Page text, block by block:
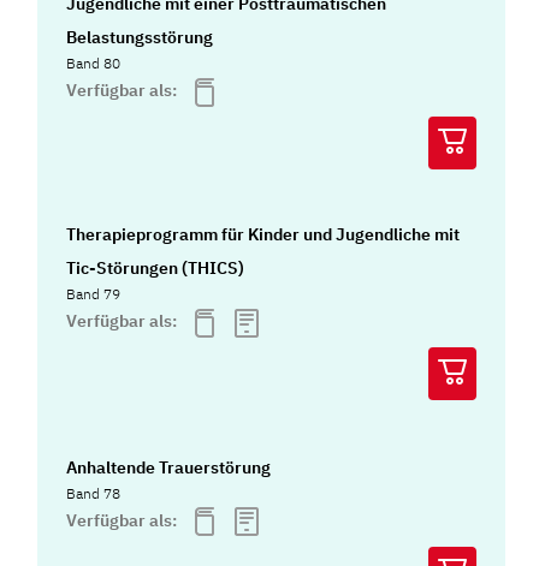
Belastungsstörung
Band 80
Verfügbar als:
Therapieprogramm für Kinder und Jugendliche mit
Tic-Störungen (THICS)
Band 79
Verfügbar als:
Anhaltende Trauerstörung
Band 78
Verfügbar als: